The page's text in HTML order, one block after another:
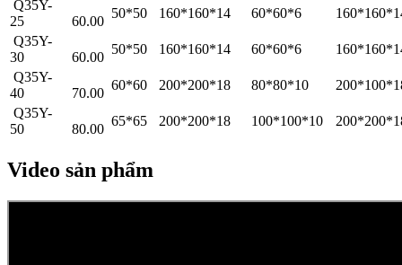
Q35Y-
25
60.00
50*50 160*160*14 60*60*6
Q35Y-
30
60.00
50*50 160*160*14 60*60*6
Q35Y-
40
70.00
60*60 200*200*18 80*80*10
Q35Y-
50
80.00
65*65 200*200*18 100*100*10
Video sản phẩm